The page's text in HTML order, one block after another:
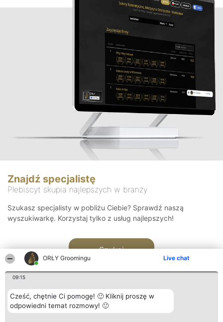
ORŁY Groomingu Live chat
09:15
Cześć, chętnie Ci pomogę! 🙂 Kliknij proszę w
odpowiedni temat rozmowy! 🙂
Znajdź specjalistę
Plebiscyt skupia najlepszych w branży
Szukasz specjalisty w pobliżu Ciebie? Sprawdź naszą
wyszukiwarkę. Korzystaj tylko z usług najlepszych!
Szukaj